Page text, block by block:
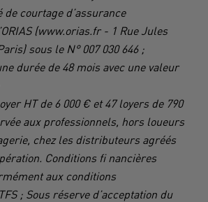
de courtage d’assurance
(www.orias.fr - 1 Rue Jules
sous le N° 007 030 646 ;
durée de 48 mois avec une valeur
HT de 6 000 € et 47 loyers de 790
aux professionnels, hors loueurs
chez les distributeurs agréés
Conditions fi nancières
aux conditions
; Sous réserve d’acceptation du